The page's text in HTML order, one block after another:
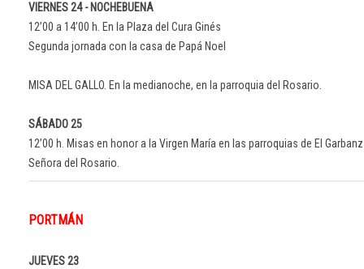
VIERNES 24 - NOCHEBUENA
12’00 a 14’00 h. En la Plaza del Cura Ginés
Segunda jornada con la casa de Papá Noel
MISA DEL GALLO. En la medianoche, en la parroquia del Rosario.
SÁBADO 25
12’00 h. Misas en honor a la Virgen María en las parroquias de El
Señora del Rosario.
PORTMÁN
JUEVES 23